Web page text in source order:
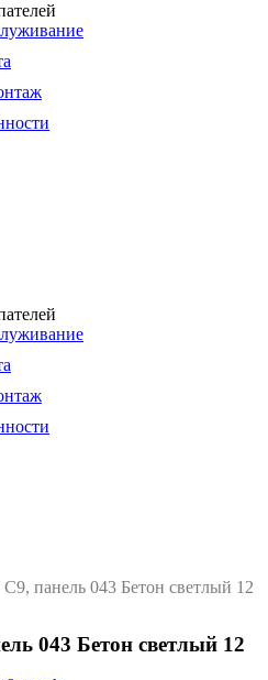
С9, панель 043 Бетон светлый 12
043 Бетон светлый 12